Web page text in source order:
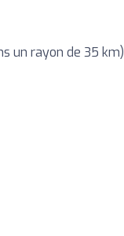
un rayon de 35 km)